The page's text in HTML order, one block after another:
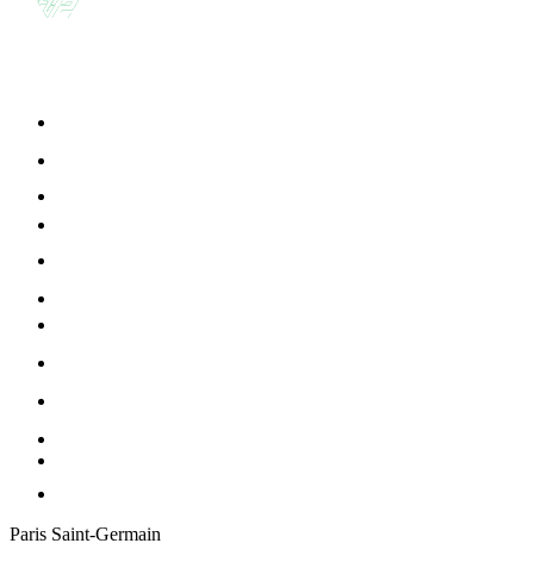
Paris Saint-Germain